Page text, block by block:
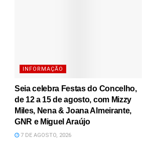
INFORMAÇÃO
Seia celebra Festas do Concelho,
de 12 a 15 de agosto, com Mizzy
Miles, Nena & Joana Almeirante,
GNR e Miguel Araújo
7 DE AGOSTO, 2026